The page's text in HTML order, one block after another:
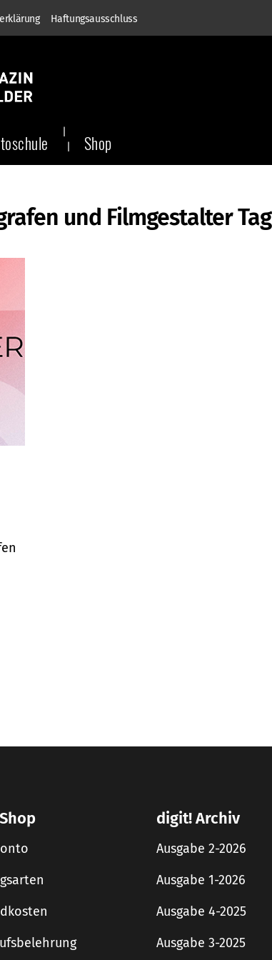
Haftungsausschluss
Shop
und Filmgestalter Tag
digit! Archiv
Ausgabe 2-2026
Ausgabe 1-2026
Ausgabe 4-2025
Ausgabe 3-2025